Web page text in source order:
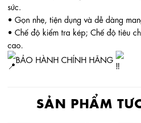
sức.
• Gọn nhẹ, tiện dụng và dễ dàng
• Chế độ kiểm tra kép; Chế độ tiêu
cao.
BẢO HÀNH CHÍNH HÃNG
SẢN PHẨM